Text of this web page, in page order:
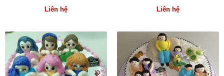
Liên hệ
Liên hệ